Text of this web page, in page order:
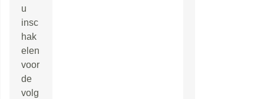
u
insc
hak
elen
voor
de
volg